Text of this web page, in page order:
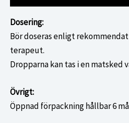
Dosering:
Bör doseras enligt
terapeut.
Dropparna kan tas i en matsked
Övrigt:
Öppnad förpackning hållbar 6